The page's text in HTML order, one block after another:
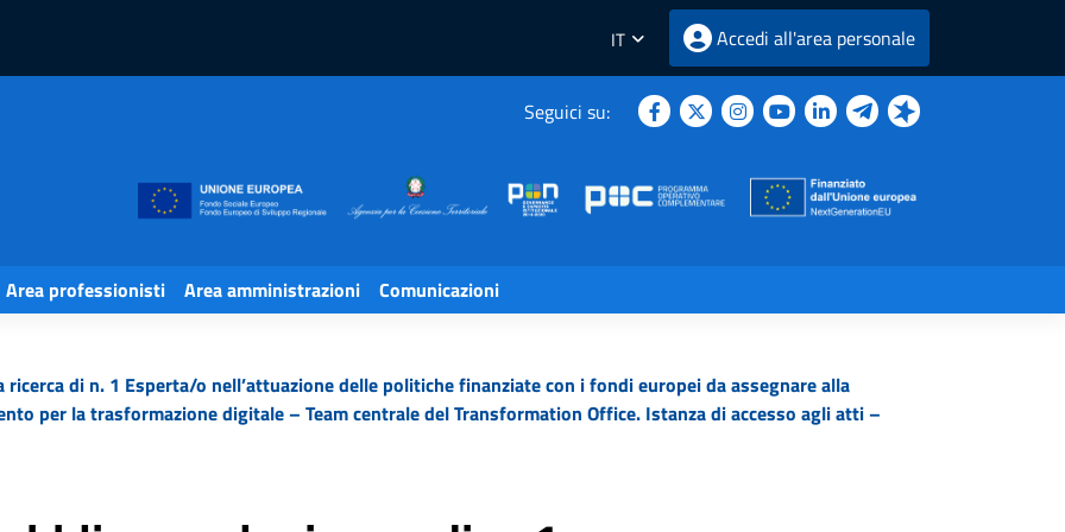
IT Accedi all'area personale
Seguici su:
Area professionisti Area amministrazioni Comunicazioni
di n. 1 Esperta/o nell’attuazione delle politiche finanziate con i fondi europei da assegnare alla
per la trasformazione digitale – Team centrale del Transformation Office. Istanza di accesso agli atti –